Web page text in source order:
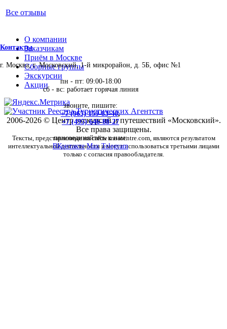
Все отзывы
Контакты
г. Москва, г. Московский, 1-й микрорайон, д. 5Б, офис №1
пн - пт: 09:00-18:00
сб - вс: работает горячая линия
звоните, пишите:
+7 (965) 159-83-40,
+7 (495) 646-88-27
присоединяйтесь к нам:
ВКонтакте Max Telegram
О компании
Заказчикам
Приём в Москве
Сборные группы
Экскурсии
Акции
2006-2026 © Центр экскурсий и путешествий «Московский».
Все права защищены.
Тексты, представленные на сайте moscentre.com, являются результатом
интеллектуальной деятельности и могут использоваться третьими лицами
только с согласия правообладателя.